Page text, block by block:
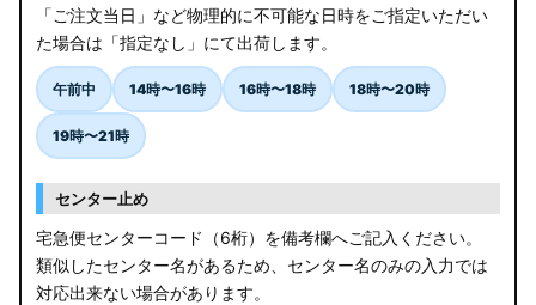
「ご注文当日」など物理的に不可能な日時をご指定いただい
た場合は「指定なし」にて出荷します。
午前中 14時〜16時 16時〜18時 18時〜20時
19時〜21時
センター止め
宅急便センターコード（6桁）を備考欄へご記入ください。
類似したセンター名があるため、センター名のみの入力では
対応出来ない場合があります。